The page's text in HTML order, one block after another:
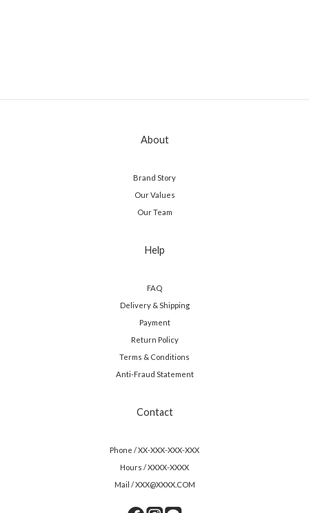
About
Brand Story
Our Values
Our Team
Help
FAQ
Delivery & Shipping
Payment
Return Policy
Terms & Conditions
Anti-Fraud Statement
Contact
Phone / XX-XXX-XXX-XXX
Hours / XXXX-XXXX
Mail / XXX@XXXX.COM